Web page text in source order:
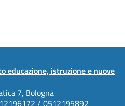
educazione, istruzione e nuove
7, Bologna
/ 0512195892